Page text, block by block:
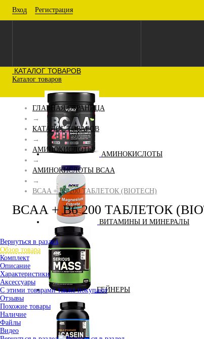
Вход Регистрация
КАТАЛОГ ТОВАРОВ
Каталог товаров
АМИНОКИСЛОТЫ
ВИТАМИНЫ И МИНЕРАЛЫ
ГЕЙНЕРЫ
ГЛАВНАЯ СТРАНИЦА
→
КАТАЛОГ ТОВАРОВ
→
АМИНОКИСЛОТЫ
→
АМИНОКИСЛОТЫ BCAA
→
BCAA + B6 200 ТАБЛЕТОК (BIOTECH)
BCAA + B6 200 ТАБЛЕТОК
Вернуться в раздел
Обзор товара
Комплект
Описание
Характеристики
Аксессуары
С этими товарами также покупают
Отзывы
Похожие товары
Наличие
Файлы
Видео